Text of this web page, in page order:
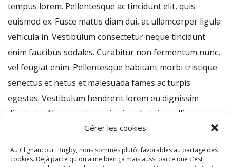
Gérer les cookies
Au Clignancourt Rugby, nous sommes plutôt favorables au partage des
cookies. Déjà parce qu'on aime bien ça mais aussi parce que c'est
tempus lorem. Pellentesque ac tincidunt elit, quis
euismod ex. Fusce mattis diam dui, at ullamcorper ligula
vehicula in. Vestibulum consectetur neque tincidunt
enim faucibus sodales. Curabitur non fermentum nunc,
vel feugiat enim. Pellentesque habitant morbi tristique
senectus et netus et malesuada fames ac turpis
egestas. Vestibulum hendrerit lorem eu dignissim
dignissim. Nunc eget eros in risus lacinia mollis.
Suspendisse nec lacus et ante dignissim tempor.
venenatis. Suspendisse aliquam, ante id vehicula